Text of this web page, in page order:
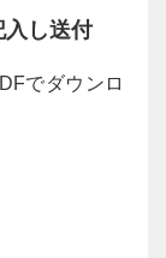
し送付
でダウンロ